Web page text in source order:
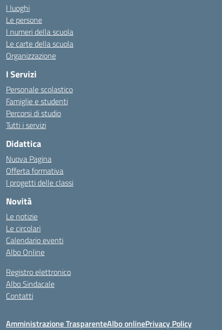
I luoghi
Le persone
I numeri della scuola
Le carte della scuola
Organizzazione
I Servizi
Personale scolastico
Famiglie e studenti
Percorsi di studio
Tutti i servizi
Didattica
Nuova Pagina
Offerta formativa
I progetti delle classi
Novità
Le notizie
Le circolari
Calendario eventi
Albo Online
Registro elettronico
Albo Sindacale
Contatti
Amministrazione TrasparenteAlbo onlinePrivacy Policy